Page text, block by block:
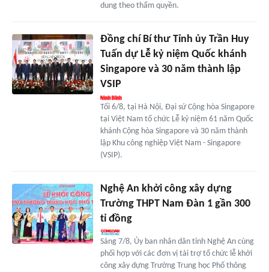
dung theo thẩm quyền.
Đồng chí Bí thư Tỉnh ủy Trần Huy
Tuấn dự Lễ kỷ niệm Quốc khánh
Singapore và 30 năm thành lập
VSIP
Tối 6/8, tại Hà Nội, Đại sứ Cộng hòa Singapore
tại Việt Nam tổ chức Lễ kỷ niệm 61 năm Quốc
khánh Cộng hòa Singapore và 30 năm thành
lập Khu công nghiệp Việt Nam - Singapore
(VSIP).
Nghệ An khởi công xây dựng
Trường THPT Nam Đàn 1 gần 300
tỉ đồng
Sáng 7/8, Ủy ban nhân dân tỉnh Nghệ An cùng
phối hợp với các đơn vị tài trợ tổ chức lễ khởi
công xây dựng Trường Trung học Phổ thông